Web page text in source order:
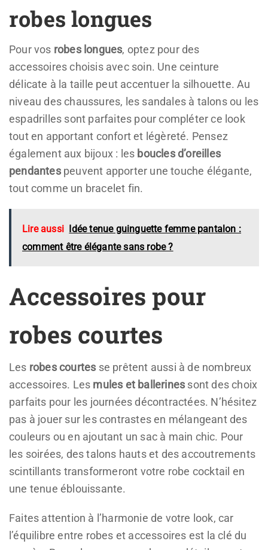
robes longues
Pour vos robes longues, optez pour des
accessoires choisis avec soin. Une ceinture
délicate à la taille peut accentuer la silhouette. Au
niveau des chaussures, les sandales à talons ou les
espadrilles sont parfaites pour compléter ce look
tout en apportant confort et légèreté. Pensez
également aux bijoux : les boucles d’oreilles
pendantespeuvent apporter une touche élégante,
tout comme un bracelet fin.
Lire aussi
Idée tenue guinguette femme pantalon :
comment être élégante sans robe ?
Accessoires pour
robes courtes
Les robes courtes se prêtent aussi à de nombreux
accessoires. Les mules et ballerines sont des choix
parfaits pour les journées décontractées. N’hésitez
pas à jouer sur les contrastes en mélangeant des
couleurs ou en ajoutant un sac à main chic. Pour
les soirées, des talons hauts et des accoutrements
scintillants transformeront votre robe cocktail en
une tenue éblouissante.
Faites attention à l’harmonie de votre look, car
l’équilibre entre robes et accessoires est la clé du